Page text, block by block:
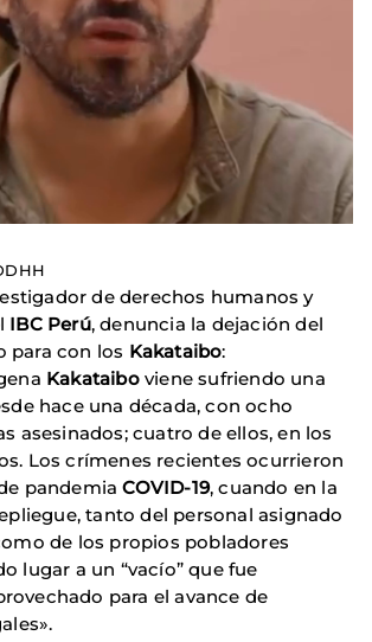
de derechos humanos y
IBC Perú, denuncia la dejación del
para con los Kakataibo:
Kakataibo viene sufriendo una
hace una década, con ocho
asesinados; cuatro de ellos, en los
Los crímenes recientes ocurrieron
pandemiaCOVID-19, cuando en la
tanto del personal asignado
de los propios pobladores
lugar a un “vacío” que fue
para el avance de